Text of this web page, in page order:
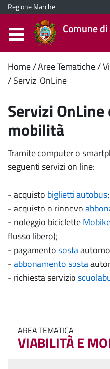
Regione Marche
Comune
Contenuto
Home Aree Tematiche
Servizi OnLine
Servizi
mobilità
Tramite computer o
seguenti servizi on line:
- acquisto biglietti autobus;
- acquisto o rinnovo
- noleggio bicicletteMobike
flusso libero);
- pagamentososta
-abbonamento sosta
- richiesta servizio
AREA TEMATICA
VIABILITÀ E